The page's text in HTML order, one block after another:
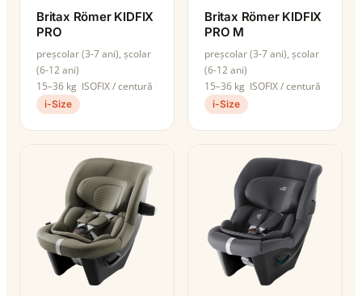
Britax Römer KIDFIX
PRO
preșcolar (3-7 ani), școlar
(6-12 ani)
15–36 kg ISOFIX / centură
i-Size
Britax Römer KIDFIX
PRO M
preșcolar (3-7 ani), școlar
(6-12 ani)
15–36 kg ISOFIX / centură
i-Size